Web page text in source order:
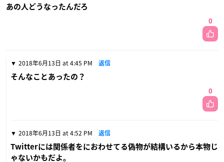
あの人どうなったんだろ
0
2018年6月13日 at 4:45 PM 返信
そんなことあったの？
0
2018年6月13日 at 4:52 PM 返信
Twitterには関係者をにおわせてる偽物が結構いるから本物じ
ゃないかもだよ。